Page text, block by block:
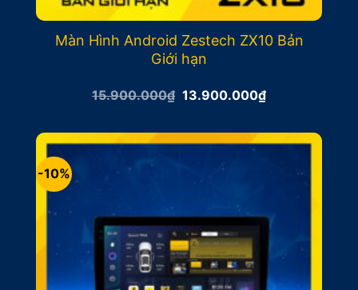
Màn Hình Android Zestech ZX10 Bản
Giới hạn
15.900.000₫ Giá
15.900.000₫.
13.900.000₫Giá
hiện
là:
13.900.000₫.
-10%